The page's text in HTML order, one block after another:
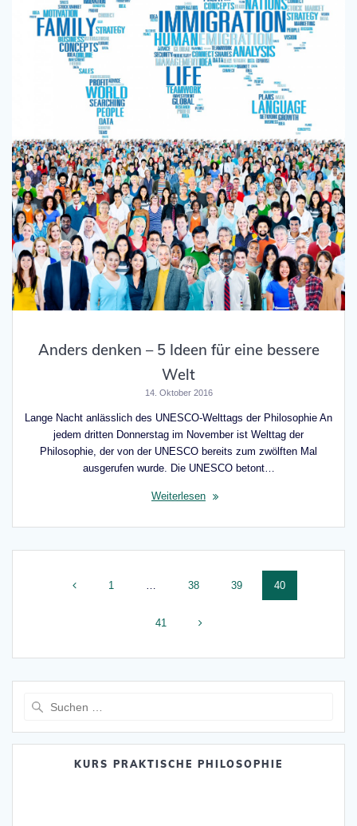
Anders denken – 5 Ideen für eine bessere
Welt
14. Oktober 2016
Lange Nacht anlässlich des UNESCO-Welttags der Philosophie An
jedem dritten Donnerstag im November ist Welttag der
Philosophie, der von der UNESCO bereits zum zwölften Mal
ausgerufen wurde. Die UNESCO betont…
Weiterlesen
Seite
1 … Seite
38 Seite
39 Seite
40
Seite
41
KURS PRAKTISCHE PHILOSOPHIE